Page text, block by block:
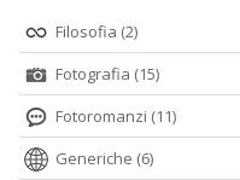
Filosofia (2)
Fotografia (15)
Fotoromanzi (11)
Generiche (6)